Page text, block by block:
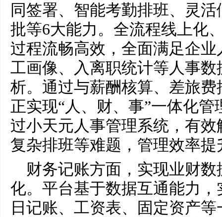
同签署、智能考勤排班、灵
批等6大能力。全流程线上化
过程流畅高效，全面满足企
工画像、入离职统计等人事
析。通过与薪酬核算、差旅
正实现“人、财、事”一体化
过小天元人事管理系统，有
复杂排班等难题，管理效率提
财务记账方面，实现业财
化。平台基于数据互通能力
日记账、工资表、固定资产